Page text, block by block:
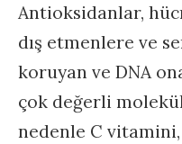
Antioksidanlar,
dış etmenlere ve
koruyan ve DNA
çok değerli
nedenle C